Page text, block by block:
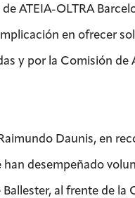
ATEIA-OLTRA
en ofrecer
y por la Comisión de
Daunis, en
desempeñado
al frente de la